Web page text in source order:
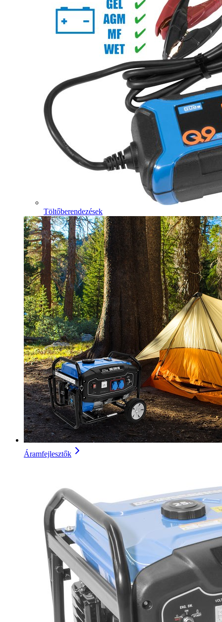
Töltőberendezések
Áramfejlesztők